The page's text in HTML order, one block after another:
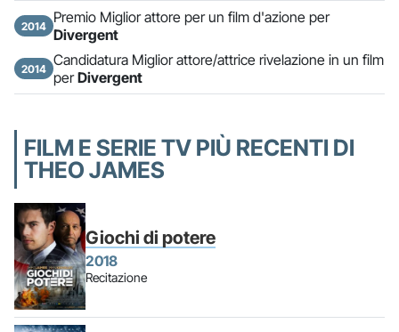
2014
Premio Miglior attore per un film d'azione per
Divergent
2014 Candidatura Miglior attore/attrice rivelazione in un film
perDivergent
FILM E SERIE TV PIÙ RECENTI DI
THEO JAMES
Giochi di potere
2018
Recitazione